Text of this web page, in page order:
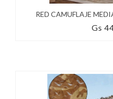
RED CAMUFLAJE
Gs